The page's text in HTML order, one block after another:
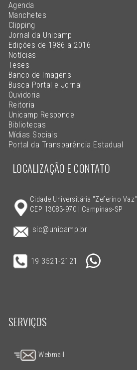
Agenda
Manchetes
Clipping
Jornal da Unicamp
Edições de 1986 a 2016
Notícias
Teses
Banco de Imagens
Busca Portal e Jornal
Ouvidoria
Reitoria
Unicamp Responde
Bibliotecas
Mídias Sociais
Portal da Transparência Estadual
LOCALIZAÇÃO E CONTATO
Cidade Universitária "Zeferino Vaz"
CEP 13083-970 | Campinas-SP
sic@unicamp.br
19 3521-2121
SERVIÇOS
Webmail